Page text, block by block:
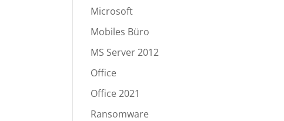
Microsoft
Mobiles Büro
MS Server 2012
Office
Office 2021
Ransomware